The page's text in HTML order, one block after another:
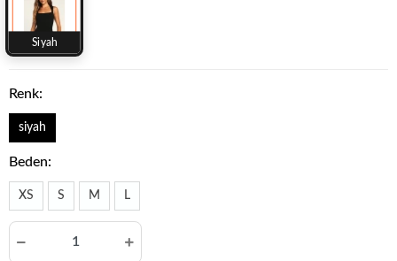
Siyah
Renk:
siyah
Beden:
XS S M L